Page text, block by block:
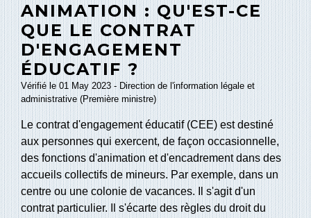
ANIMATION : QU'EST-CE
QUE LE CONTRAT
D'ENGAGEMENT
ÉDUCATIF ?
Vérifié le 01 May 2023 - Direction de l'information légale et
administrative (Première ministre)
Le contrat d'engagement éducatif (CEE) est destiné
aux personnes qui exercent, de façon occasionnelle,
des fonctions d'animation et d'encadrement dans des
accueils collectifs de mineurs. Par exemple, dans un
centre ou une colonie de vacances. Il s'agit d'un
contrat particulier. Il s'écarte des règles du droit du